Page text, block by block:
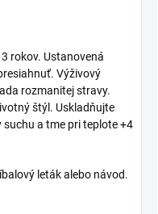
rokov. Ustanovená
Výživový
rozmanitej stravy.
štýl. Uskladňujte
a tme pri teplote +4
leták alebo návod.